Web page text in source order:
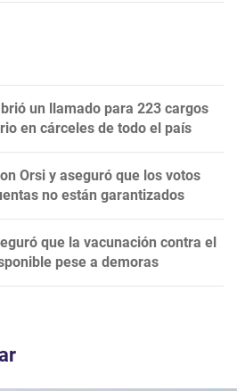
un llamado para 223 cargos
en cárceles de todo el país
Orsi y aseguró que los votos
no están garantizados
que la vacunación contra el
pese a demoras